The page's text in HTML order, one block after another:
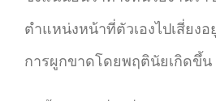
ตำแหน่งหน้าที่ตัวเองไปเสี่ยงอ
การผูกขาดโดยพฤตินัยเกิดขึ้น